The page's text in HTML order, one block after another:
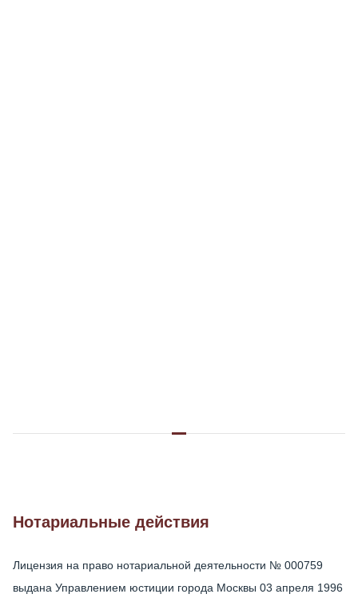
Нотариальные действия
Лицензия на право нотариальной деятельности № 000759
выдана Управлением юстиции города Москвы 03 апреля 1996